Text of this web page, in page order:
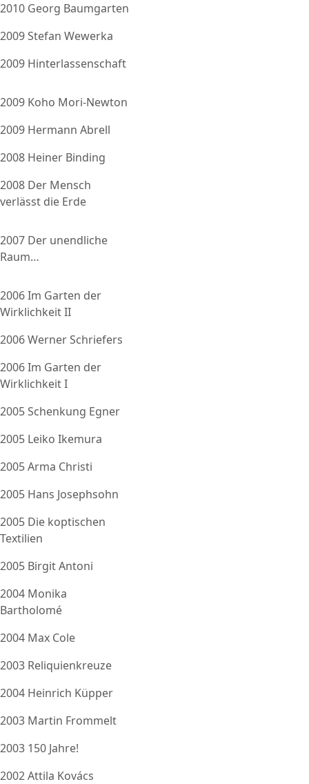
2010 Georg Baumgarten
2009 Stefan Wewerka
2009 Hinterlassenschaft
2009 Koho Mori-Newton
2009 Hermann Abrell
2008 Heiner Binding
2008 Der Mensch
verlässt die Erde
2007 Der unendliche
Raum…
2006 Im Garten der
Wirklichkeit II
2006 Werner Schriefers
2006 Im Garten der
Wirklichkeit I
2005 Schenkung Egner
2005 Leiko Ikemura
2005 Arma Christi
2005 Hans Josephsohn
2005 Die koptischen
Textilien
2005 Birgit Antoni
2004 Monika
Bartholomé
2004 Max Cole
2003 Reliquienkreuze
2004 Heinrich Küpper
2003 Martin Frommelt
2003 150 Jahre!
2002 Attila Kovács